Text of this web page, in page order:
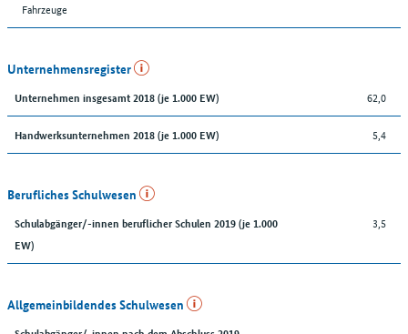
Fahrzeuge
Unternehmensregister
Unternehmen insgesamt 2018 (je 1.000 EW) 62,0
Handwerksunternehmen 2018 (je 1.000 EW) 5,4
Berufliches Schulwesen
Schulabgänger/-innen beruflicher Schulen 2019 (je 1.000
EW)
3,5
Allgemeinbildendes Schulwesen